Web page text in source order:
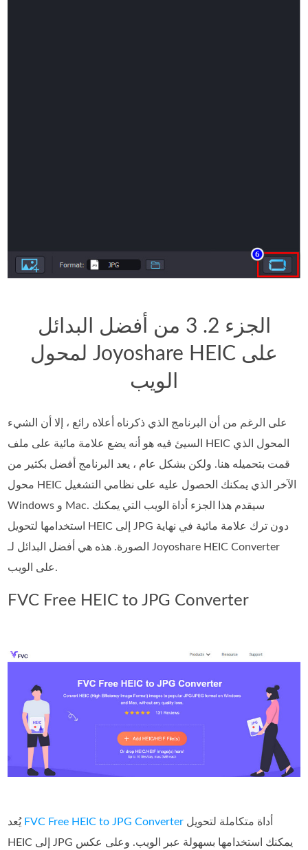
الجزء 2. 3 من أفضل البدائل
لمحول Joyoshare HEIC على
الويب
على الرغم من أن البرنامج الذي ذكرناه أعلاه رائع ، إلا أن الشيء
السيئ فيه هو أنه يضع علامة مائية على ملف HEIC المحول الذي
قمت بتحميله هنا. ولكن بشكل عام ، يعد البرنامج أفضل بكثير من
محول HEIC الآخر الذي يمكنك الحصول عليه على نظامي التشغيل
Windows و Mac. سيقدم هذا الجزء أداة الويب التي يمكنك
استخدامها لتحويل HEIC إلى JPG دون ترك علامة مائية في نهاية
الصورة. هذه هي أفضل البدائل لـ Joyoshare HEIC Converter
على الويب.
FVC Free HEIC to JPG Converter
يُعد FVC Free HEIC to JPG Converter
HEIC إلى JPG يمكنك استخدامها بسهولة عبر الويب. وعلى عكس